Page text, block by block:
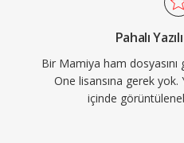
Pahalı
Bir Mamiya ham
One lisansına gerek
içinde